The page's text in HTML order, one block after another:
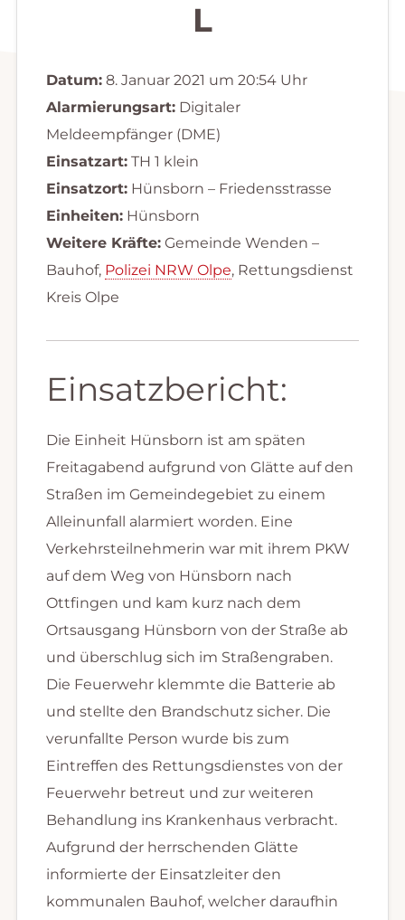
L
Datum:8. Januar 2021 um 20:54 Uhr
Alarmierungsart:Digitaler
Meldeempfänger (DME)
Einsatzart:TH 1 klein
Einsatzort:Hünsborn – Friedensstrasse
Einheiten:Hünsborn
Weitere Kräfte:Gemeinde Wenden –
Bauhof, Polizei NRW Olpe, Rettungsdienst
Kreis Olpe
Einsatzbericht:
Die Einheit Hünsborn ist am späten
Freitagabend aufgrund von Glätte auf den
Straßen im Gemeindegebiet zu einem
Alleinunfall alarmiert worden. Eine
Verkehrsteilnehmerin war mit ihrem PKW
auf dem Weg von Hünsborn nach
Ottfingen und kam kurz nach dem
Ortsausgang Hünsborn von der Straße ab
und überschlug sich im Straßengraben.
Die Feuerwehr klemmte die Batterie ab
und stellte den Brandschutz sicher. Die
verunfallte Person wurde bis zum
Eintreffen des Rettungsdienstes von der
Feuerwehr betreut und zur weiteren
Behandlung ins Krankenhaus verbracht.
Aufgrund der herrschenden Glätte
informierte der Einsatzleiter den
kommunalen Bauhof, welcher daraufhin